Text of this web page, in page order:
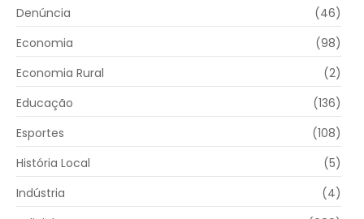
Denúncia
(46)
Economia
(98)
Economia Rural
(2)
Educação
(136)
Esportes
(108)
História Local
(5)
Indústria
(4)